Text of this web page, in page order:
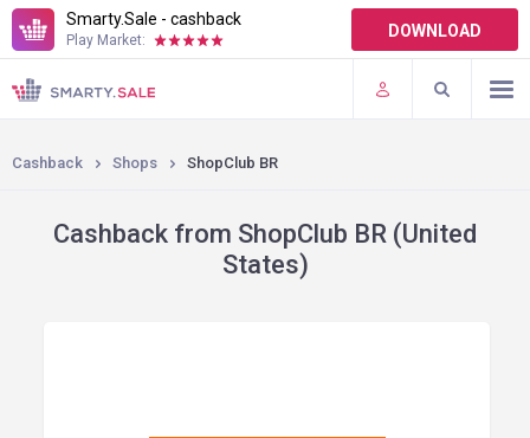
Smarty.Sale - cashback
Play Market: DOWNLOAD
TERMS OF USE
PLUGINS
Cashback Shops ShopClub BR
Cashback from ShopClub BR (United
States)